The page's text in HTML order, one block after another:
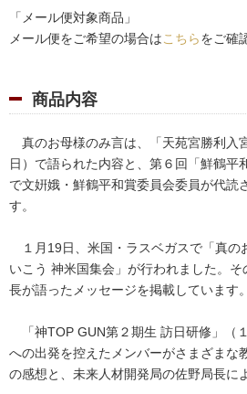
「メール便対象商品」
メール便をご希望の場合はこちらをご確
商品内容
真のお母様のみ言は、「天苑宮勝利入
日）で語られた内容と、第６回「鮮鶴平
で文姸娥・鮮鶴平和賞委員会委員が代読
す。
１月19日、米国・ラスベガスで「真の
いこう 神米国集会」が行われました。
長が語ったメッセージを掲載しています。
「神TOP GUN第２期生 訪日研修」（
への出発を控えたメンバーがさまざまな
の感想と、未来人材開発局の佐野局長に